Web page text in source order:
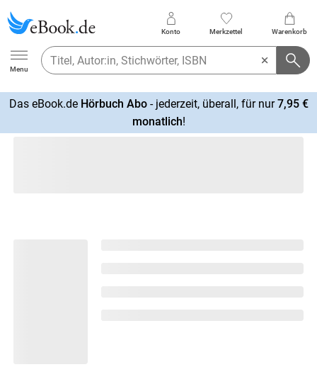
Ebook.de
Menu
Konto Merkzettel Warenkorb
Das eBook.de Hörbuch Abo- jederzeit, überall, für nur7,95 €
monatlich!